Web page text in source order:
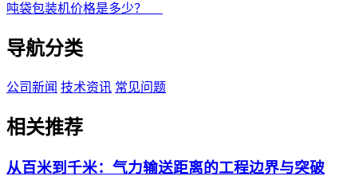
吨袋包装机价格是多少？
导航分类
公司新闻 技术资讯 常见问题
相关推荐
从百米到千米：气力输送距离的工程边界与突破